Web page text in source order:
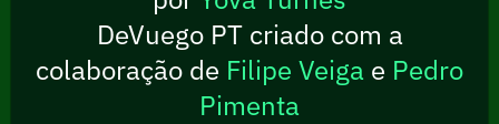
DeVuego PT criado com a
colaboração de Filipe Veiga e Pedro
Pimenta